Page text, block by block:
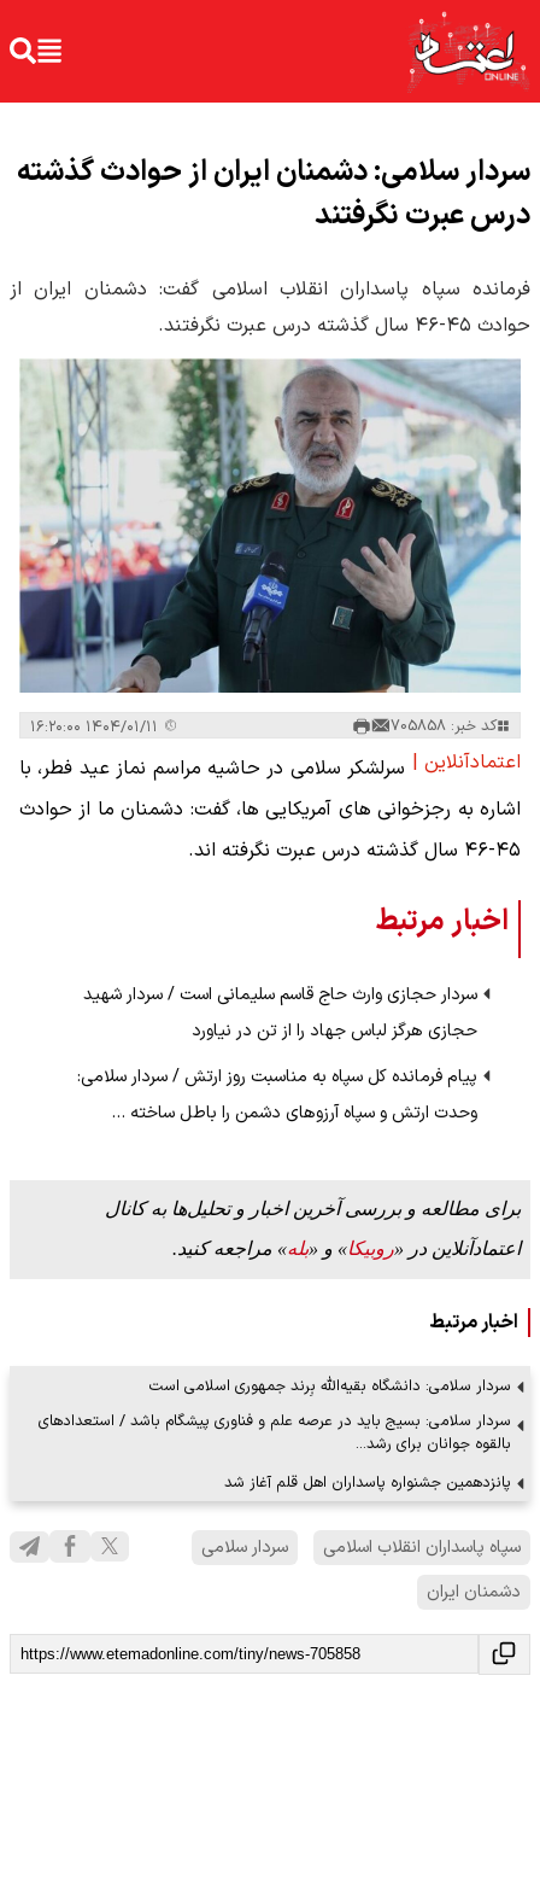
سردار سلامی: دشمنان ایران از حوادث گذشته
درس عبرت نگرفتند
فرمانده سپاه پاسداران انقلاب اسلامی گفت: دشمنان ایران از
حوادث ۴۵-۴۶ سال گذشته درس عبرت نگرفتند.
کد خبر: 705858
اعتمادآنلاین | سرلشکر سلامی در حاشیه مراسم نماز عید فطر، با
اشاره به رجزخوانی های آمریکایی ها، گفت: دشمنان ما از حوادث
۴۵-۴۶ سال گذشته درس عبرت نگرفته اند.
اخبار مرتبط
سردار حجازی وارث حاج قاسم سلیمانی است / سردار شهید
حجازی هرگز لباس جهاد را از تن در نیاورد
پیام فرمانده کل سپاه به مناسبت روز ارتش / سردار سلامی:
وحدت ارتش و سپاه آرزوهای دشمن را باطل ساخته …
برای مطالعه و بررسی آخرین اخبار و تحلیل‌ها به کانال
اعتمادآنلاین در «روبیکا» و «بله» مراجعه کنید.
اخبار مرتبط
سردار سلامی: دانشگاه بقیه‌الله بِرند جمهوری اسلامی است
سردار سلامی: بسیج باید در عرصه علم و فناوری پیشگام باشد / استعداد‌های
بالقوه جوانان برای رشد…
پانزدهمین جشنواره پاسداران اهل قلم آغاز شد
سپاه پاسداران انقلاب اسلامی
سردار سلامی
دشمنان ایران